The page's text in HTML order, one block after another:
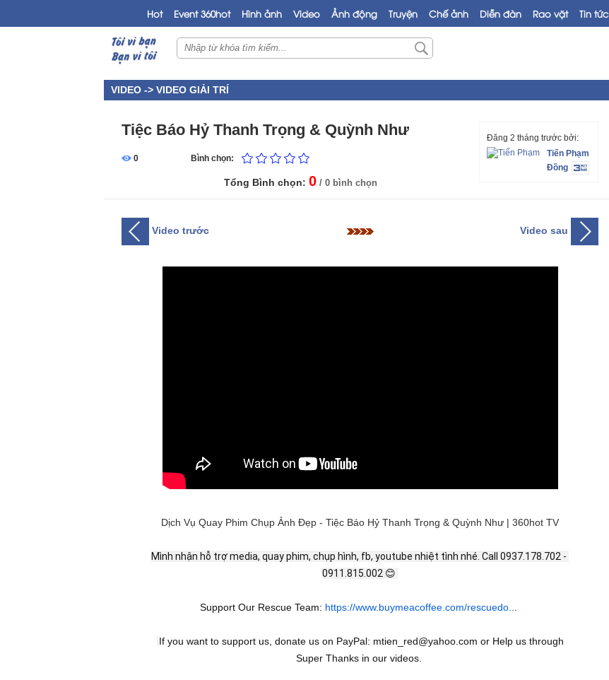
Hot Event 360hot Hình ảnh Video Ảnh động Truyện Chế ảnh Diễn đàn Rao vặt Tin tức
VIDEO -> VIDEO GIẢI TRÍ
Tiệc Báo Hỷ Thanh Trọng & Quỳnh Như
0 Bình chọn:
Tổng Bình chọn: 0 / 0 bình chọn
Đăng 2 tháng trước bởi:
Tiến Phạm
Đồng
Video trước Video sau
Dịch Vụ Quay Phim Chụp Ảnh Đẹp - Tiệc Báo Hỷ Thanh Trọng & Quỳnh Như | 360hot TV
Mình nhận hỗ trợ media, quay phim, chụp hình, fb, youtube nhiệt tình nhé. Call 0937.178.702 -
0911.815.002 😊
Support Our Rescue Team: https://www.buymeacoffee.com/rescuedo..
If you want to support us, donate us on PayPal: mtien_red@yahoo.com or Help us through
Super Thanks in our videos.